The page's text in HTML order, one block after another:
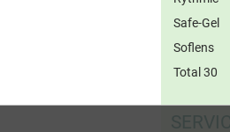
Safe-Gel
Soflens
Total 30